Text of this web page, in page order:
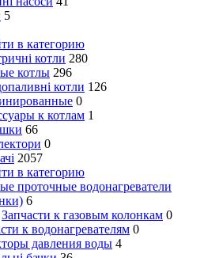
5
в категорию
котли 280
котлы 296
котли 126
0
к котлам 1
66
0
2057
в категорию
проточные водонагреватели
6
Запчасти к газовым колонкам 0
к водонагревателям 0
давления воды 4